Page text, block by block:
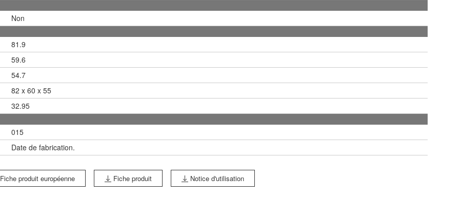
Non
81.9
59.6
54.7
82 x 60 x 55
32.95
015
Date de fabrication.
Fiche produit européenne Fiche produit Notice d'utilisation